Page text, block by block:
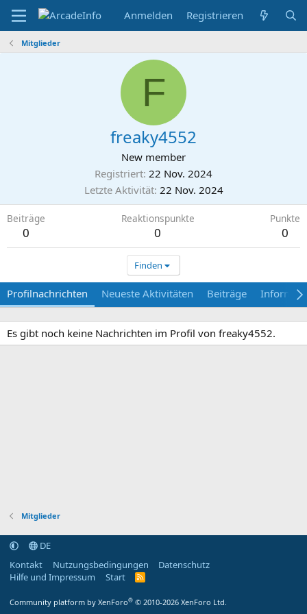
Anmelden Registrieren
Mitglieder
F
freaky4552
New member
Registriert 22 Nov. 2024
Letzte Aktivität 22 Nov. 2024
Beiträge
0
Reaktionspunkte
0
Punkte
0
Finden
Profilnachrichten Neueste Aktivitäten Beiträge
Es gibt noch keine Nachrichten im Profil von freaky4552.
Mitglieder
DE
Kontakt
Nutzungsbedingungen
Datenschutz
Hilfe und Impressum
Start
R
Community platform by XenForo® © 2010-2026 XenForo Ltd.